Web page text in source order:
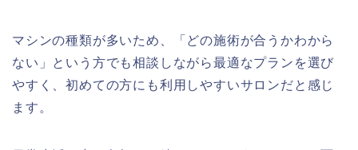
マシンの種類が多いため、「どの施術が合うかわから
ない」という方でも相談しながら最適なプランを選び
やすく、初めての方にも利用しやすいサロンだと感じ
ます。